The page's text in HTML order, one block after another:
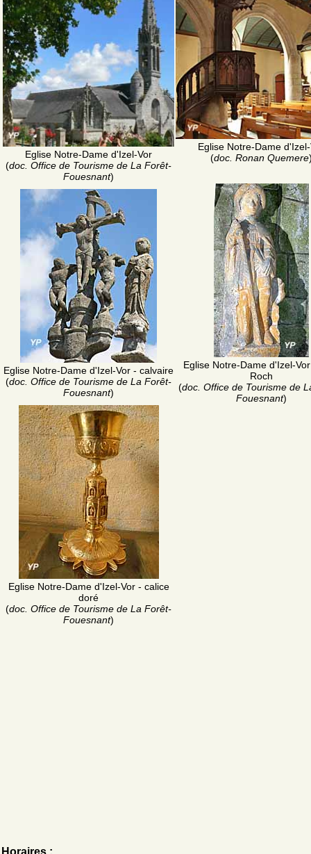
Eglise Notre-Dame d'Izel-Vor
(doc. Office de Tourisme de La Forêt-
Fouesnant)
Eglise Notre-Dame
(doc. Ronan Quemere
Eglise Notre-Dame d'Izel-Vor - calvaire
(doc. Office de Tourisme de La Forêt-
Fouesnant)
Eglise Notre-Dame d'Izel-
Roch
(doc. Office de Tourisme de
Fouesnant)
Eglise Notre-Dame d'Izel-Vor - calice
doré
(doc. Office de Tourisme de La Forêt-
Fouesnant)
Horaires :